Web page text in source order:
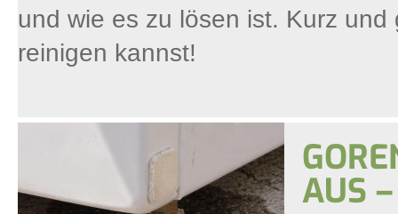
und wie es zu lösen ist. Kurz
reinigen kannst!
AUS